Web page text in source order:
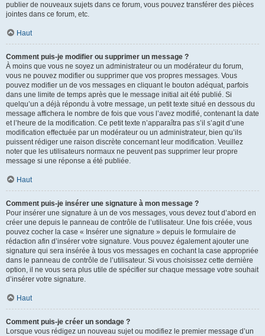
publier de nouveaux sujets dans ce forum, vous pouvez transférer des pièces
jointes dans ce forum, etc.
Haut
Comment puis-je modifier ou supprimer un message ?
À moins que vous ne soyez un administrateur ou un modérateur du forum,
vous ne pouvez modifier ou supprimer que vos propres messages. Vous
pouvez modifier un de vos messages en cliquant le bouton adéquat, parfois
dans une limite de temps après que le message initial ait été publié. Si
quelqu’un a déjà répondu à votre message, un petit texte situé en dessous du
message affichera le nombre de fois que vous l’avez modifié, contenant la date
et l’heure de la modification. Ce petit texte n’apparaîtra pas s’il s’agit d’une
modification effectuée par un modérateur ou un administrateur, bien qu’ils
puissent rédiger une raison discrète concernant leur modification. Veuillez
noter que les utilisateurs normaux ne peuvent pas supprimer leur propre
message si une réponse a été publiée.
Haut
Comment puis-je insérer une signature à mon message ?
Pour insérer une signature à un de vos messages, vous devez tout d’abord en
créer une depuis le panneau de contrôle de l’utilisateur. Une fois créée, vous
pouvez cocher la case « Insérer une signature » depuis le formulaire de
rédaction afin d’insérer votre signature. Vous pouvez également ajouter une
signature qui sera insérée à tous vos messages en cochant la case appropriée
dans le panneau de contrôle de l’utilisateur. Si vous choisissez cette dernière
option, il ne vous sera plus utile de spécifier sur chaque message votre souhait
d’insérer votre signature.
Haut
Comment puis-je créer un sondage ?
Lorsque vous rédigez un nouveau sujet ou modifiez le premier message d’un